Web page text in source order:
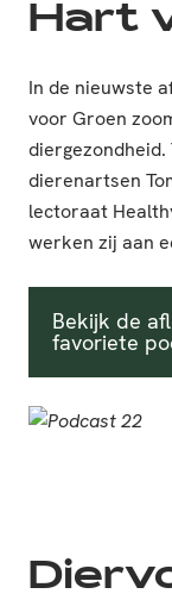
Hart
In de nieuwste
voor Groen
dierenartsen
lectoraat
werken zij aan
Bekijk de
favoriete